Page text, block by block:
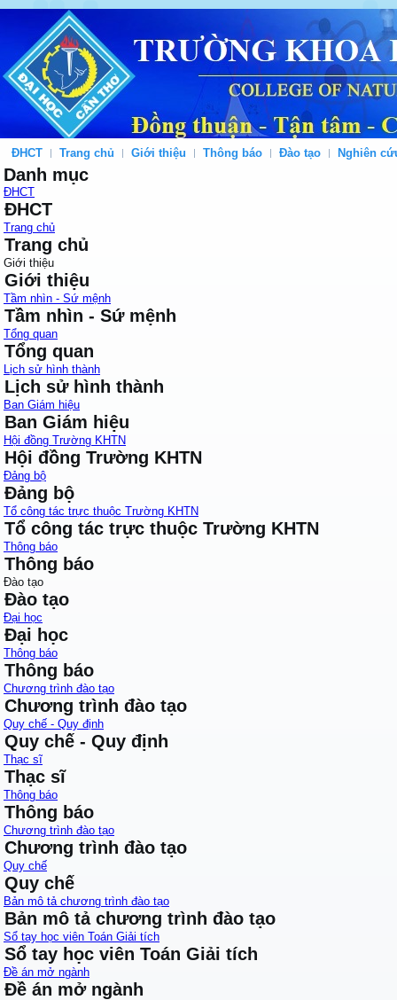
ĐHCT Trang chủ Giới thiệu Thông báo Đào tạo Nghiên
Danh mục
ĐHCT
ĐHCT
Trang chủ
Trang chủ
Giới thiệu
Giới thiệu
Tầm nhìn - Sứ mệnh
Tầm nhìn - Sứ mệnh
Tổng quan
Tổng quan
Lịch sử hình thành
Lịch sử hình thành
Ban Giám hiệu
Ban Giám hiệu
Hội đồng Trường KHTN
Hội đồng Trường KHTN
Đảng bộ
Đảng bộ
Tổ công tác trực thuộc Trường KHTN
Tổ công tác trực thuộc Trường KHTN
Thông báo
Thông báo
Đào tạo
Đào tạo
Đại học
Đại học
Thông báo
Thông báo
Chương trình đào tạo
Chương trình đào tạo
Quy chế - Quy định
Quy chế - Quy định
Thạc sĩ
Thạc sĩ
Thông báo
Thông báo
Chương trình đào tạo
Chương trình đào tạo
Quy chế
Quy chế
Bản mô tả chương trình đào tạo
Bản mô tả chương trình đào tạo
Sổ tay học viên Toán Giải tích
Sổ tay học viên Toán Giải tích
Đề án mở ngành
Đề án mở ngành